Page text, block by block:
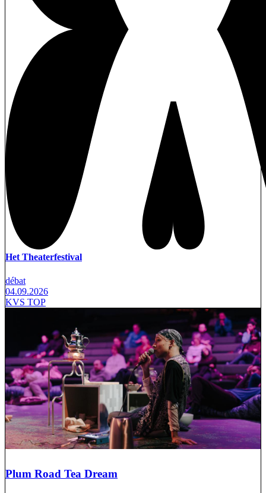
Het Theaterfestival
débat
04.09.2026
KVS TOP
Plum Road Tea Dream